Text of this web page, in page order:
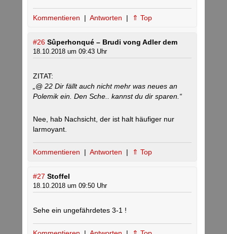
Kommentieren | Antworten | ⇑ Top
#26 Sûperhonqué – Brudi vong Adler dem
18.10.2018 um 09:43 Uhr
ZITAT:
„@ 22 Dir fällt auch nicht mehr was neues an
Polemik ein. Den Sche.. kannst du dir sparen.“
Nee, hab Nachsicht, der ist halt häufiger nur
larmoyant.
Kommentieren | Antworten | ⇑ Top
#27 Stoffel
18.10.2018 um 09:50 Uhr
Sehe ein ungefährdetes 3-1 !